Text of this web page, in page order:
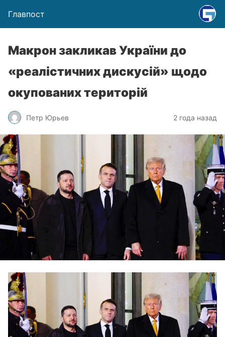
Главпост
Макрон закликав України до
«реалістичних дискусій» щодо
окупованих територій
Петр Юрьев 2 года назад